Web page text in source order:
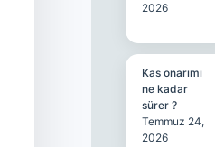
2026
Kas onarımı
ne kadar
sürer ?
Temmuz 24,
2026